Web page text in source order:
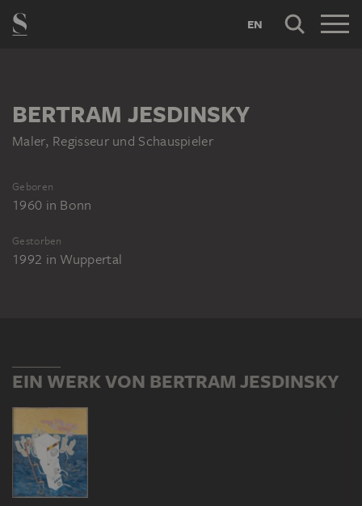
EN
BERTRAM JESDINSKY
Maler, Regisseur und Schauspieler
Geboren
1960 in Bonn
Gestorben
1992 in Wuppertal
EIN WERK VON BERTRAM JESDINSKY